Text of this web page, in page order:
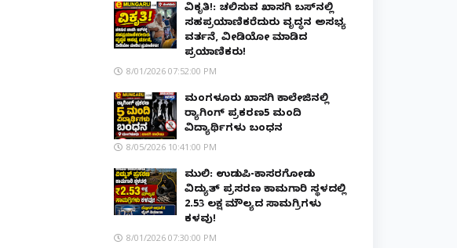
ವಿಕೃತಿ!: ಚಲಿಸುವ ಖಾಸಗಿ ಬಸ್‌ನಲ್ಲಿ
ಸಹಪ್ರಯಾಣಿಕರೆದುರು ವೃದ್ಧನ ಅಸಭ್ಯ
ವರ್ತನೆ, ವೀಡಿಯೋ ಮಾಡಿದ
ಪ್ರಯಾಣಿಕರು!
8/01/2026 07:52:00 PM
ಮಂಗಳೂರು ಖಾಸಗಿ ಕಾಲೇಜಿನಲ್ಲಿ
ರ‌್ಯಾಗಿಂಗ್ ಪ್ರಕರಣ5 ಮಂದಿ
ವಿದ್ಯಾರ್ಥಿಗಳು ಬಂಧನ
8/05/2026 10:41:00 PM
ಮುಲ್ಕಿ: ಉಡುಪಿ-ಕಾಸರಗೋಡು
ವಿದ್ಯುತ್ ಪ್ರಸರಣ ಕಾಮಗಾರಿ ಸ್ಥಳದಲ್ಲಿ
₹2.53 ಲಕ್ಷ ಮೌಲ್ಯದ ಸಾಮಗ್ರಿಗಳು
ಕಳವು!
8/01/2026 07:30:00 PM